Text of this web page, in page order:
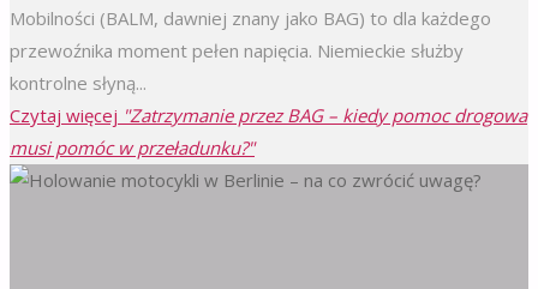
Mobilności (BALM, dawniej znany jako BAG) to dla każdego
przewoźnika moment pełen napięcia. Niemieckie służby
kontrolne słyną...
Czytaj więcej "Zatrzymanie przez BAG – kiedy pomoc drogowa
musi pomóc w przeładunku?"